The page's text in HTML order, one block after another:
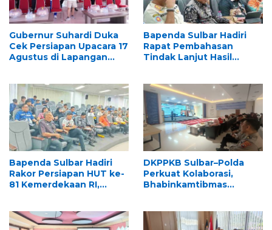
Gubernur Suhardi Duka
Cek Persiapan Upacara 17
Agustus di Lapangan
Bapenda Sulbar Hadiri
Rapat Pembahasan
Tindak Lanjut Hasil
Penyelesaian
Rekomendasi
Bapenda Sulbar Hadiri
Rakor Persiapan HUT ke-
81 Kemerdekaan RI,
Sulawesi Barat
DKPPKB Sulbar–Polda
Perkuat Kolaborasi,
Bhabinkamtibmas
Penanggulangan TBC